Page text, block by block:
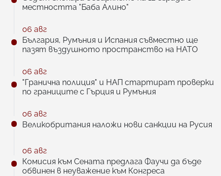
местността "Баба Алино"
06 авг
България, Румъния и Испания съвместно ще
пазят въздушното пространство на НАТО
06 авг
"Гранична полиция" и НАП стартират проверки
по границите с Гърция и Румъния
06 авг
Великобритания наложи нови санкции на Русия
06 авг
Комисия към Сената предлага Фаучи да бъде
обвинен в неуважение към Конгреса